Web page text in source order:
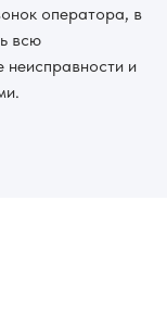
оператора, в
всю
и